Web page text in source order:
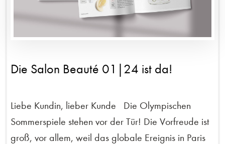
Die Salon Beauté 01|24 ist da!
Liebe Kundin, lieber Kunde Die Olympischen
Sommerspiele stehen vor der Tür! Die Vorfreude ist
groß, vor allem, weil das globale Ereignis in Paris